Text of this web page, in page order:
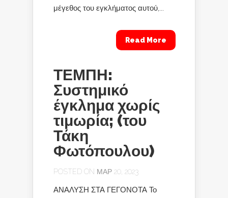
μέγεθος του εγκλήματος αυτού,...
Read More
ΤΕΜΠΗ:
Συστημικό
έγκλημα χωρίς
τιμωρία; (του
Τάκη
Φωτόπουλου)
POSTED ON ΜΑΡ 20, 2023
ΑΝΑΛΥΣΗ ΣΤΑ ΓΕΓΟΝΟΤΑ Το